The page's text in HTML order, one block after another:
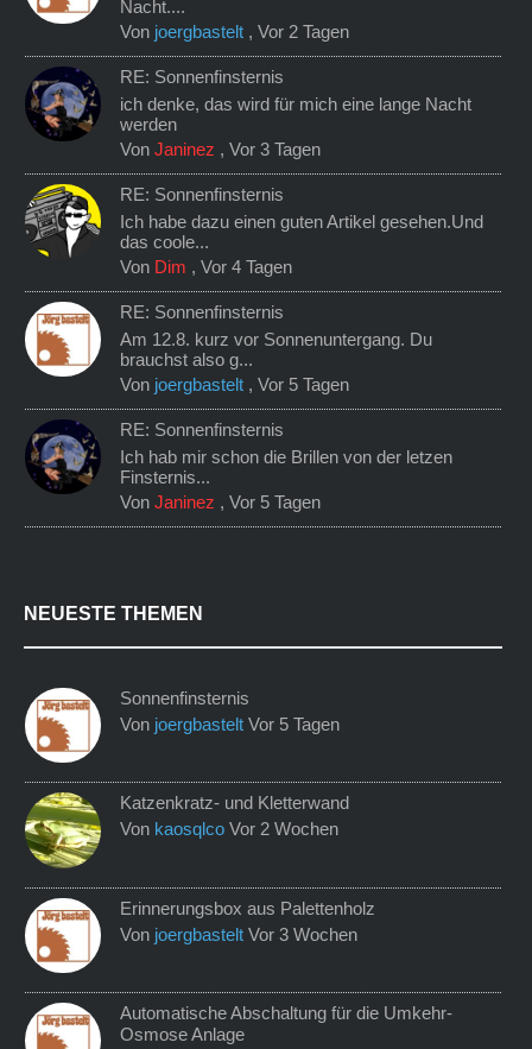
Nacht....
Von joergbastelt ,Vor 2 Tagen
RE: Sonnenfinsternis
ich denke, das wird für mich eine lange Nacht
werden
VonJaninez ,Vor 3 Tagen
RE: Sonnenfinsternis
Ich habe dazu einen guten Artikel gesehen.Und
das coole...
Von Dim ,Vor 4 Tagen
RE: Sonnenfinsternis
Am 12.8. kurz vor Sonnenuntergang. Du
brauchst also g...
Von joergbastelt ,Vor 5 Tagen
RE: Sonnenfinsternis
Ich hab mir schon die Brillen von der letzen
Finsternis...
VonJaninez ,Vor 5 Tagen
NEUESTE THEMEN
Sonnenfinsternis
Von joergbastelt Vor 5 Tagen
Katzenkratz- und Kletterwand
Von kaosqlco Vor 2 Wochen
Erinnerungsbox aus Palettenholz
Von joergbastelt Vor 3 Wochen
Automatische Abschaltung für die Umkehr-
Osmose Anlage